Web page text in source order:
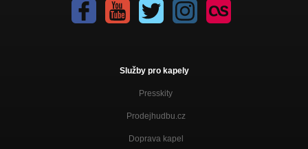
Služby pro kapely
Presskity
Prodejhudbu.cz
Doprava kapel